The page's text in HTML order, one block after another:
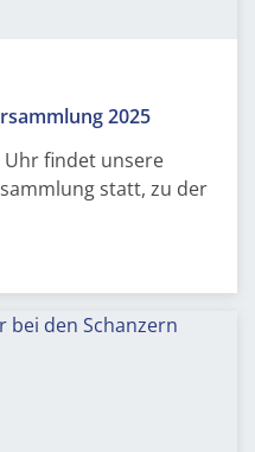
2025
Uhr findet unsere
statt, zu der